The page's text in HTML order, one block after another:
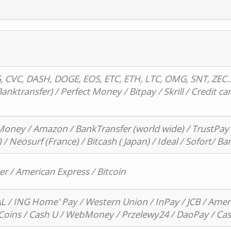
DASH, DOGE, EOS, ETC, ETH, LTC, OMG, SNT,
/ Perfect Money / Bitpay / Skrill / Credit
/ Amazon / BankTransfer (world wide) /
Neosurf (France) / Bitcash ( Japan) / Ideal / Sofort/
/ American Express / Bitcoin
/ ING Home' Pay / Western Union / InPay / JCB /
/ Cash U / WebMoney / Przelewy24 / DaoPay /